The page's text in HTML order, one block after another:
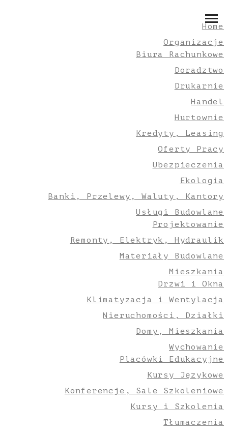
Home
Organizacje
Biura Rachunkowe
Doradztwo
Drukarnie
Handel
Hurtownie
Kredyty, Leasing
Oferty Pracy
Ubezpieczenia
Ekologia
Banki, Przelewy, Waluty, Kantory
Usługi Budowlane
Projektowanie
Remonty, Elektryk, Hydraulik
Materiały Budowlane
Mieszkania
Drzwi i Okna
Klimatyzacja i Wentylacja
Nieruchomości, Działki
Domy, Mieszkania
Wychowanie
Placówki Edukacyjne
Kursy Językowe
Konferencje, Sale Szkoleniowe
Kursy i Szkolenia
Tłumaczenia